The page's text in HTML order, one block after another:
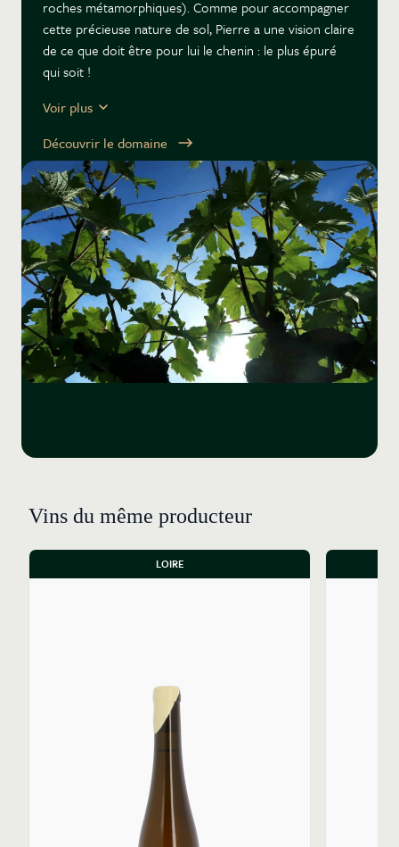
roches métamorphiques). Comme pour accompagner
cette précieuse nature de sol, Pierre a une vision claire
de ce que doit être pour lui le chenin : le plus épuré
qui soit !
Voir plus
Découvrir le domaine
Vins du même producteur
LOIRE